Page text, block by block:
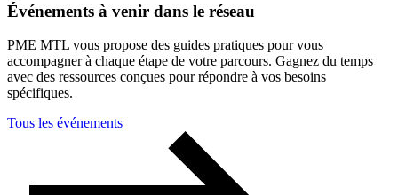
Événements à venir dans le réseau
PME MTL vous propose des guides pratiques pour vous
accompagner à chaque étape de votre parcours. Gagnez du temps
avec des ressources conçues pour répondre à vos besoins
spécifiques.
Tous les événements